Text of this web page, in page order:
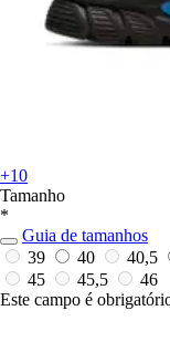
+10
Tamanho
*
Guia de tamanhos
39
40 40,5
45
45,5
46
Este campo é